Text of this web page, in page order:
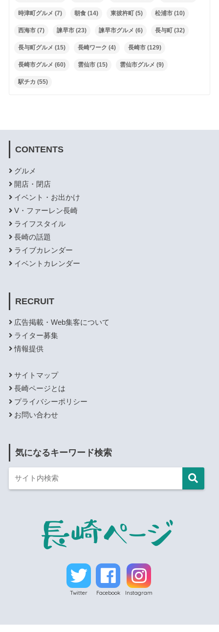
時津町グルメ (7) 朝食(14) 東彼杵町(5) 松浦市(10)
西海市(7) 諫早市(23) 諫早市グルメ (6) 長与町(32)
長与町グルメ (15) 長崎ワーク (4) 長崎市(129)
長崎市グルメ (60) 雲仙市(15) 雲仙市グルメ (9)
駅チカ (55)
CONTENTS
グルメ
開店・閉店
イベント・お出かけ
V・ファーレン長崎
ライフスタイル
長崎の話題
ライブカレンダー
イベントカレンダー
RECRUIT
広告掲載・Web集客について
ライター募集
情報提供
サイトマップ
長崎ページとは
プライバシーポリシー
お問い合わせ
気になるキーワード検索
Twitter Facebook Instagram